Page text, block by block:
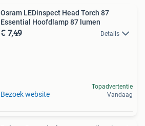
Osram LEDinspect Head Torch 87
Essential Hoofdlamp 87 lumen
€ 7,49 Details
Bezoek website
Topadvertentie
Vandaag